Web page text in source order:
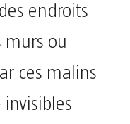
endroits
murs ou
ces malins
invisibles